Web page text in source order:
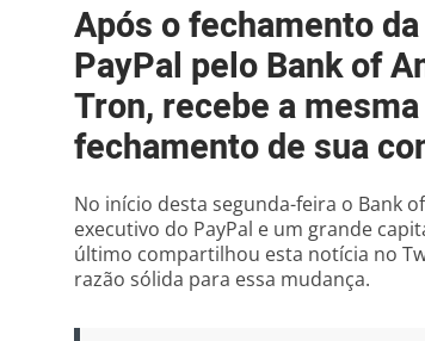
Após o fechamento
PayPal pelo Bank of
Tron, recebe a
fechamento de sua
No início desta segunda-feira o Bank
executivo do PayPal e um grande
último compartilhou esta notícia no
razão sólida para essa mudança.